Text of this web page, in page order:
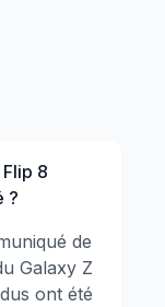
8
?
de
Galaxy Z
ont été